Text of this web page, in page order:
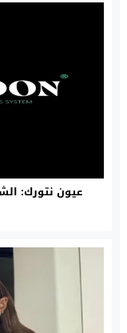
عيون نتورك: